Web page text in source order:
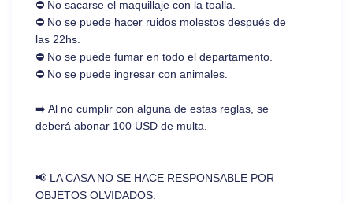
⛔ No sacarse el maquillaje con la toalla.
⛔ No se puede hacer ruidos molestos después de
las 22hs.
⛔ No se puede fumar en todo el departamento.
⛔ No se puede ingresar con animales.
➡️ Al no cumplir con alguna de estas reglas, se
deberá abonar 100 USD de multa.
📢 LA CASA NO SE HACE RESPONSABLE POR
OBJETOS OLVIDADOS.